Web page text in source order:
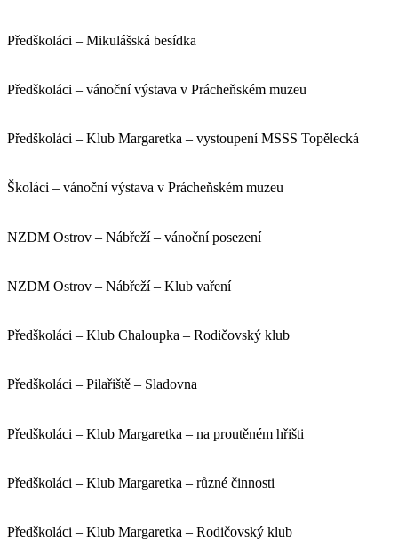
Předškoláci – Mikulášská besídka
Předškoláci – vánoční výstava v Prácheňském muzeu
Předškoláci – Klub Margaretka – vystoupení MSSS Topělecká
Školáci – vánoční výstava v Prácheňském muzeu
NZDM Ostrov – Nábřeží – vánoční posezení
NZDM Ostrov – Nábřeží – Klub vaření
Předškoláci – Klub Chaloupka – Rodičovský klub
Předškoláci – Pilařiště – Sladovna
Předškoláci – Klub Margaretka – na proutěném hřišti
Předškoláci – Klub Margaretka – různé činnosti
Předškoláci – Klub Margaretka – Rodičovský klub